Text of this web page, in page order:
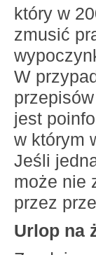
który w
zmusić
W
jest
w którym
Jeśli
może nie
przez
Urlop na